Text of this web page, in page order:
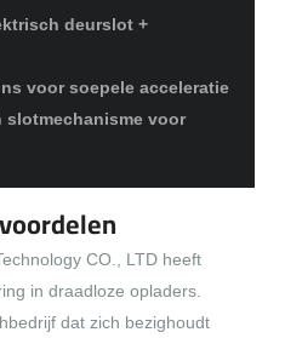
deurslot +
voor soepele acceleratie
slotmechanisme voor
CO., LTD heeft
in draadloze opladers.
dat zich bezighoudt